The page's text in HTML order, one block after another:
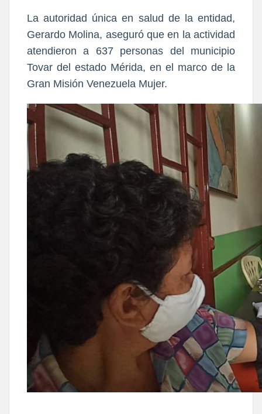
La autoridad única en salud de la entidad,
Gerardo Molina, aseguró que en la actividad
atendieron a 637 personas del municipio
Tovar del estado Mérida, en el marco de la
Gran Misión Venezuela Mujer.